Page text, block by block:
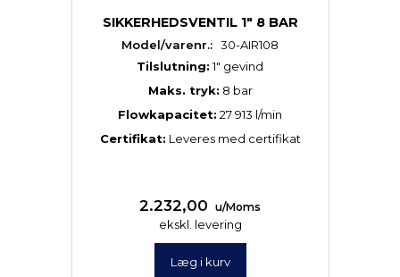
SIKKERHEDSVENTIL 1" 8 BAR
Model/varenr.: 30-AIR108
Tilslutning:1″ gevind
Maks. tryk: 8 bar
Flowkapacitet: 27 913 l/min
Certifikat: Leveres med certifikat
2.232,00 u/Moms
ekskl. levering
Læg i kurv